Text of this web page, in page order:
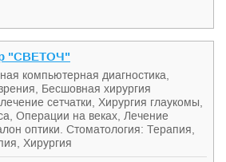
"СВЕТОЧ"
компьютерная диагностика,
Бесшовная хирургия
сетчатки, Хирургия глаукомы,
Операции на веках, Лечение
оптики. Стоматология: Терапия,
Хирургия